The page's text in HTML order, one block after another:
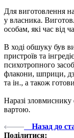
Для виготовлення
у власника.
особам, які час від
В ході обшуку був
пристроїв та
психотропного
флакони, шприци,
та ін., а також
Наразі зловмиснику
вартою.
Назад до
Поділитися: